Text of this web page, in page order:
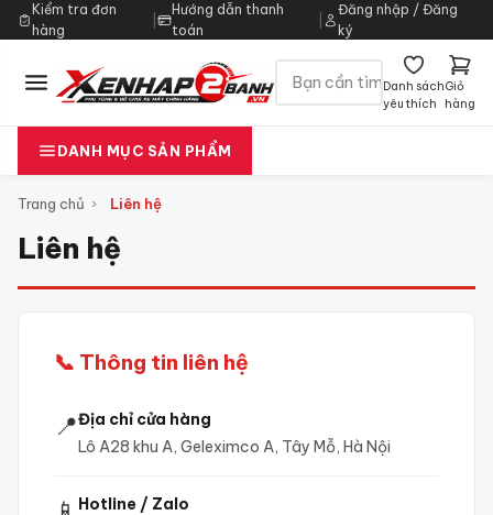
Kiểm tra đơn
hàng
|
Hướng dẫn thanh
toán
Đăng nhập / Đăng
ký
Danh sách
yêu thích
Giỏ
hàng
DANH MỤC SẢN PHẨM
Trang chủ › Liên hệ
Liên hệ
📞 Thông tin liên hệ
📍Địa chỉ cửa hàng
Lô A28 khu A, Geleximco A, Tây Mỗ, Hà Nội
Hotline / Zalo